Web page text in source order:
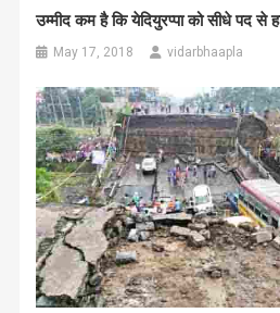
उम्मीद कम है कि येदियुरप्पा को सीधे पद से
May 17, 2018 vidarbhaapla